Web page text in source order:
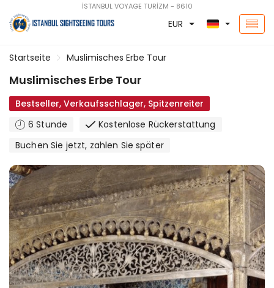
İSTANBUL VOYAGE TURİZM - 8610
EUR
Startseite Muslimisches Erbe Tour
Muslimisches Erbe Tour
Bestseller, Verkaufsschlager, Spitzenreiter
6 Stunde
Kostenlose Rückerstattung
Buchen Sie jetzt, zahlen Sie später